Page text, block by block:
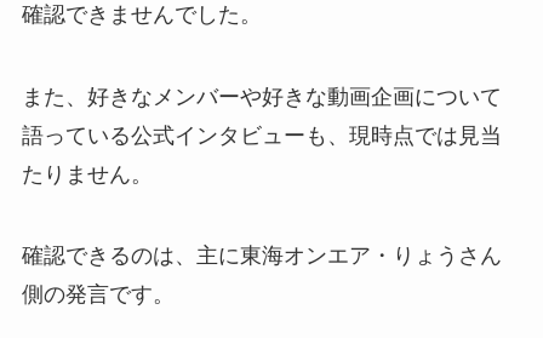
確認できませんでした。
また、好きなメンバーや好きな動画企画について
語っている公式インタビューも、現時点では見当
たりません。
確認できるのは、主に東海オンエア・りょうさん
側の発言です。